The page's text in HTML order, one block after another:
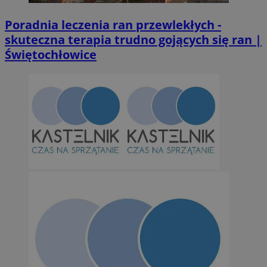
Poradnia leczenia ran przewlekłych -
skuteczna terapia trudno gojących się ran |
Świętochłowice
suid
Simplifi Holdings
Inc.
1
INGRESSCOOKIE
NGINX Inc.
bh.contextweb.com
m-ce.pl